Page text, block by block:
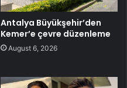
Antalya Büyükşehir’den
Kemer’e çevre düzenleme
August 6, 2026